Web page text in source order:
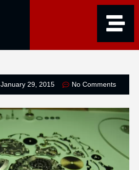
January 29, 2015 No Comments